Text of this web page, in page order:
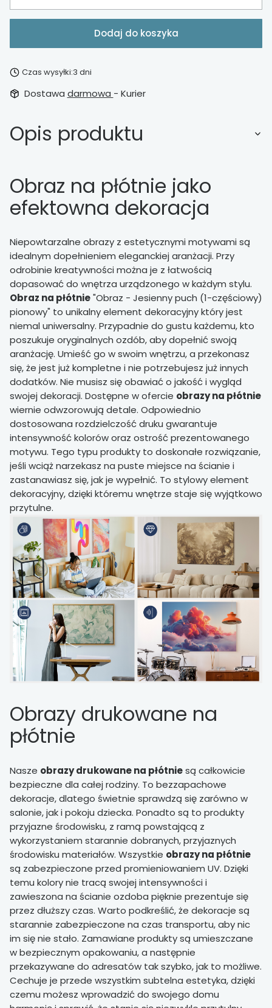
Dodaj do koszyka
Czas wysyłki:3 dni
Dostawa darmowa - Kurier
Opis produktu
Obraz na płótnie jako
efektowna dekoracja
Niepowtarzalne obrazy z estetycznymi motywami są
idealnym dopełnieniem eleganckiej aranżacji. Przy
odrobinie kreatywności można je z łatwością
dopasować do wnętrza urządzonego w każdym stylu.
Obraz na płótnie"Obraz - Jesienny puch (1-częściowy)
pionowy" to unikalny element dekoracyjny który jest
niemal uniwersalny. Przypadnie do gustu każdemu, kto
poszukuje oryginalnych ozdób, aby dopełnić swoją
aranżację. Umieść go w swoim wnętrzu, a przekonasz
się, że jest już kompletne i nie potrzebujesz już innych
dodatków. Nie musisz się obawiać o jakość i wygląd
swojej dekoracji. Dostępne w ofercie obrazy na płótnie
wiernie odwzorowują detale. Odpowiednio
dostosowana rozdzielczość druku gwarantuje
intensywność kolorów oraz ostrość prezentowanego
motywu. Tego typu produkty to doskonałe rozwiązanie,
jeśli wciąż narzekasz na puste miejsce na ścianie i
zastanawiasz się, jak je wypełnić. To stylowy element
dekoracyjny, dzięki któremu wnętrze staje się wyjątkowo
przytulne.
Obrazy drukowane na
płótnie
Nasze obrazy drukowane na płótniesą całkowicie
bezpieczne dla całej rodziny. To bezzapachowe
dekoracje, dlatego świetnie sprawdzą się zarówno w
salonie, jak i pokoju dziecka. Ponadto są to produkty
przyjazne środowisku, z ramą powstającą z
wykorzystaniem starannie dobranych, przyjaznych
środowisku materiałów. Wszystkie obrazy na płótnie
są zabezpieczone przed promieniowaniem UV. Dzięki
temu kolory nie tracą swojej intensywności i
zawieszona na ścianie ozdoba pięknie prezentuje się
przez dłuższy czas. Warto podkreślić, że dekoracje są
starannie zabezpieczone na czas transportu, aby nic
im się nie stało. Zamawiane produkty są umieszczane
w bezpiecznym opakowaniu, a następnie
przekazywane do adresatów tak szybko, jak to możliwe.
Cechuje je przede wszystkim subtelna estetyka, dzięki
czemu możesz wprowadzić do swojego domu